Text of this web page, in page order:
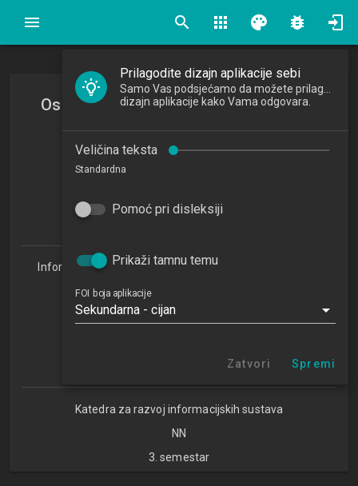
search apps palette bug_report
Osnove 3D modeliranja i aditivnog 3D
ispisa
3
Informacijske tehnologije i digitalizacija poslovanja 1.3
Studijski centar Križevci (ITDP 1.3)
Studijski centar Varaždin
Studijski centar Zagreb
Katedra za razvoj informacijskih sustava
NN
3. semestar
Prilagodite dizajn aplikacije sebi
dizajn aplikacije kako Vama odgovara.
Veličina teksta
Standardna
Pomoć pri disleksiji
Prikaži tamnu temu
FOI boja aplikacije
Sekundarna - cijan
Zatvori Spremi